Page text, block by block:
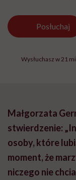
Posłuchaj
Wysłuchasz w 21
Małgorzata
stwierdzenie:
osoby, które
moment, że
niczego nie